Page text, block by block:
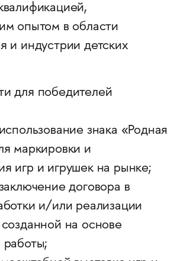
опытом в области
и индустрии детских
для победителей
знака «Родная
маркировки и
игр и игрушек на рынке;
договора в
и/или реализации
на основе
работы;